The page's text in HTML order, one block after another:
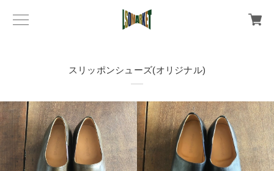
スリッポンシューズ(オリジナル)